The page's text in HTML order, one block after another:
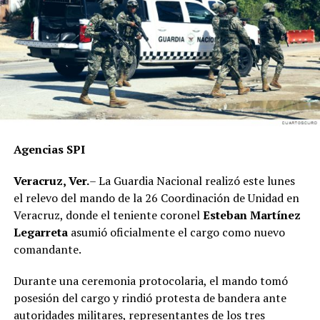
los comités de base y sumando a más ciudadanos a
nuestro proyecto político”, concluyó
Agencias SPI
Veracruz, Ver.– La Guardia Nacional realizó este lunes
el relevo del mando de la 26 Coordinación de Unidad en
Veracruz, donde el teniente coronelEsteban Martínez
Legarretaasumió oficialmente el cargo como nuevo
comandante.
Durante una ceremonia protocolaria, el mando tomó
posesión del cargo y rindió protesta de bandera ante
autoridades militares, representantes de los tres